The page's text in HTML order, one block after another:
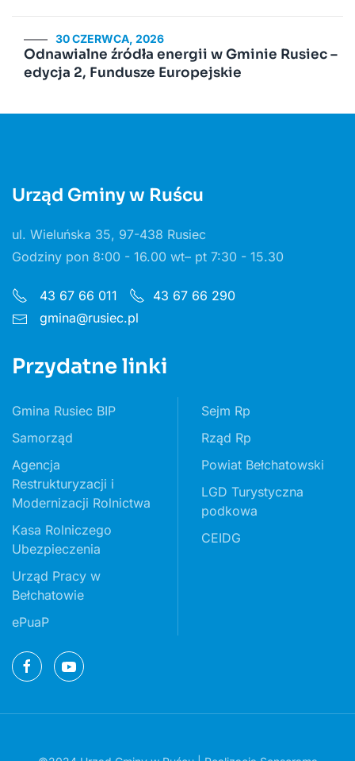
30 CZERWCA, 2026
Odnawialne źródła energii w Gminie Rusiec –
edycja 2, Fundusze Europejskie
Urząd Gminy w Ruścu
ul. Wieluńska 35, 97-438 Rusiec
Godziny pon 8:00 - 16.00 wt– pt 7:30 - 15.30
43 67 66 011
43 67 66 290
gmina@rusiec.pl
Przydatne linki
Gmina Rusiec BIP
Samorząd
Agencja
Restrukturyzacji i
Modernizacji Rolnictwa
Kasa Rolniczego
Ubezpieczenia
Urząd Pracy w
Bełchatowie
ePuaP
Sejm Rp
Rząd Rp
Powiat Bełchatowski
LGD Turystyczna
podkowa
CEIDG